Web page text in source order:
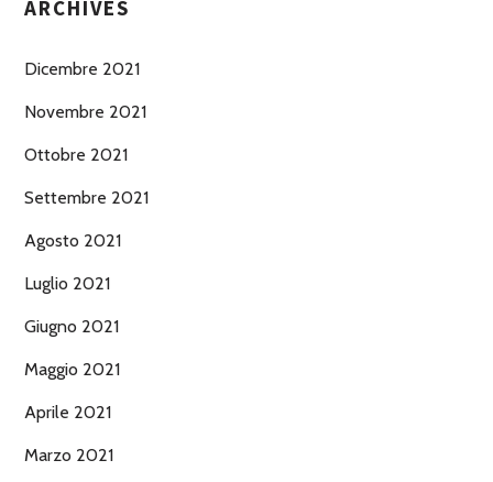
ARCHIVES
Dicembre 2021
Novembre 2021
Ottobre 2021
Settembre 2021
Agosto 2021
Luglio 2021
Giugno 2021
Maggio 2021
Aprile 2021
Marzo 2021